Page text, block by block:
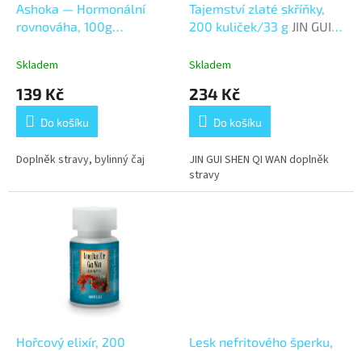
Ashoka — Hormonální
rovnováha, 100g
Skladem
139 Kč
Do košíku
Doplněk stravy, bylinný čaj
Tajemství zlaté skříňky,
200 kuliček/33 g JIN GUI
Skladem
234 Kč
Do košíku
JIN GUI SHEN QI WAN doplněk
stravy
Hořcový elixír, 200
Lesk nefritového šperku,